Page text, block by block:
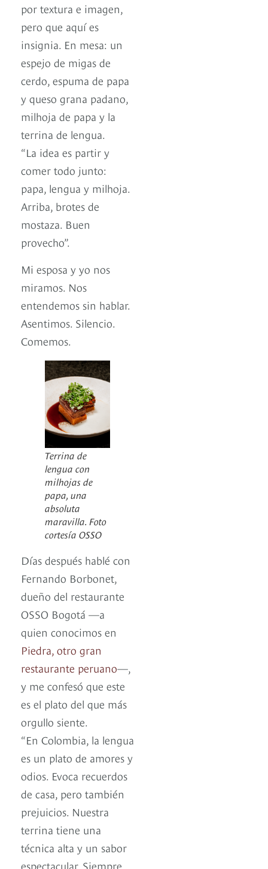
por textura e imagen,
pero que aquí es
insignia. En mesa: un
espejo de migas de
cerdo, espuma de papa
y queso grana padano,
milhoja de papa y la
terrina de lengua.
“La idea es partir y
comer todo junto:
papa, lengua y milhoja.
Arriba, brotes de
mostaza. Buen
provecho”.
Mi esposa y yo nos
miramos. Nos
entendemos sin hablar.
Asentimos. Silencio.
Comemos.
Terrina de
lengua con
milhojas de
papa, una
absoluta
maravilla. Foto
cortesía OSSO
Días después hablé con
Fernando Borbonet,
dueño del restaurante
OSSO Bogotá —a
quien conocimos en
Piedra, otro gran
restaurante peruano—,
y me confesó que este
es el plato del que más
orgullo siente.
“En Colombia, la lengua
es un plato de amores y
odios. Evoca recuerdos
de casa, pero también
prejuicios. Nuestra
terrina tiene una
técnica alta y un sabor
espectacular. Siempre